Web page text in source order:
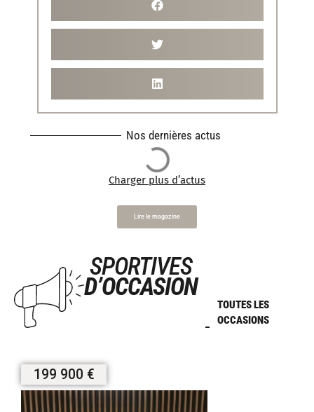
Nos dernières actus
Charger plus d’actus
Lire le magazine
SPORTIVES
D’OCCASION
TOUTES LES
OCCASIONS
199 900 €